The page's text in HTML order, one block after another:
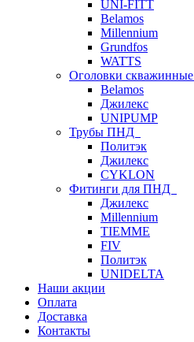
UNI-FITT
Belamos
Millennium
Grundfos
WATTS
Оголовки скважинные
Belamos
Джилекс
UNIPUMP
Трубы ПНД
Политэк
Джилекс
CYKLON
Фитинги для ПНД
Джилекс
Millennium
TIEMME
FIV
Политэк
UNIDELTA
Наши акции
Оплата
Доставка
Контакты